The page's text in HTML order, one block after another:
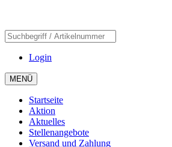
Login
MENÜ
Startseite
Aktion
Aktuelles
Stellenangebote
Versand und Zahlung